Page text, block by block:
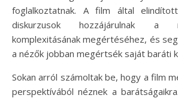
foglalkoztatnak. A film által
diskurzusok hozzájárulnak a
komplexitásának megértéséhez, és
a nézők jobban megértsék saját baráti
Sokan arról számoltak be, hogy a film
perspektívából néznek a